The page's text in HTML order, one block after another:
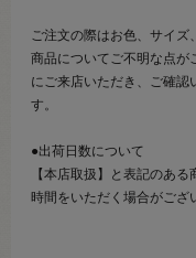
ご注文の際はお色、サイズ
商品についてご不明な点が
にご来店いただき、ご確認
す。
●出荷日数について
【本店取扱】と表記のあ
時間をいただく場合がござ